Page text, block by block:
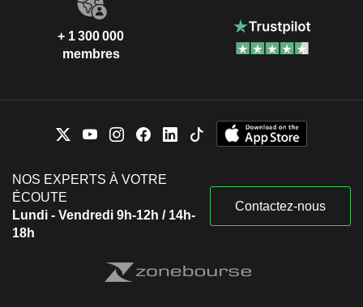
+ 1 300 000
membres
NOS EXPERTS À VOTRE
ÉCOUTE
Lundi - Vendredi 9h-12h / 14h-
18h
Contactez-nous